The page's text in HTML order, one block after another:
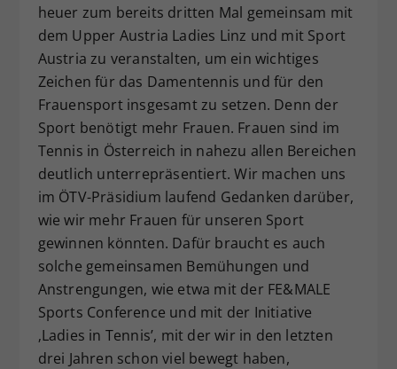
heuer zum bereits dritten Mal gemeinsam mit
dem Upper Austria Ladies Linz und mit Sport
Austria zu veranstalten, um ein wichtiges
Zeichen für das Damentennis und für den
Frauensport insgesamt zu setzen. Denn der
Sport benötigt mehr Frauen. Frauen sind im
Tennis in Österreich in nahezu allen Bereichen
deutlich unterrepräsentiert. Wir machen uns
im ÖTV-Präsidium laufend Gedanken darüber,
wie wir mehr Frauen für unseren Sport
gewinnen könnten. Dafür braucht es auch
solche gemeinsamen Bemühungen und
Anstrengungen, wie etwa mit der FE&MALE
Sports Conference und mit der Initiative
‚Ladies in Tennis’, mit der wir in den letzten
drei Jahren schon viel bewegt haben,